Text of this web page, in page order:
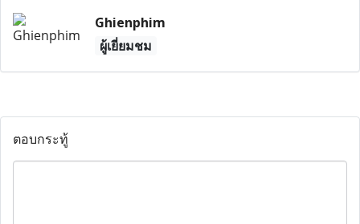
Ghienphim
ผู้เยี่ยมชม
ตอบกระทู้